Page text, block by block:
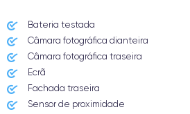
Bateria testada
Câmara fotográfica dianteira
Câmara fotográfica traseira
Ecrã
Fachada traseira
Sensor de proximidade